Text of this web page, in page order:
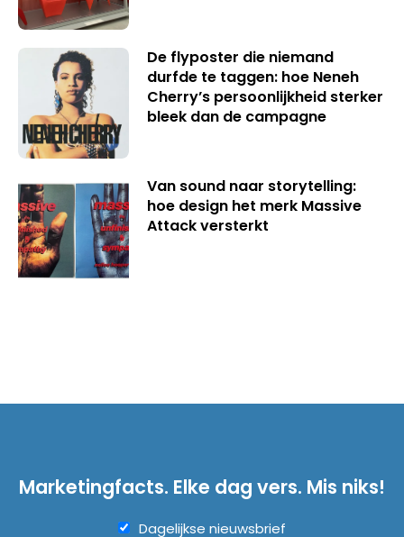
De flyposter die niemand
durfde te taggen: hoe Neneh
Cherry’s persoonlijkheid sterker
bleek dan de campagne
Van sound naar storytelling:
hoe design het merk Massive
Attack versterkt
Marketingfacts. Elke dag vers. Mis niks!
Dagelijkse nieuwsbrief